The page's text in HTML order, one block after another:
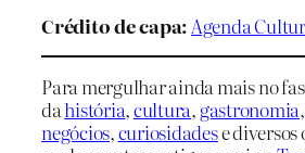
Crédito de capa: Agenda
Para mergulhar ainda mais no
dahistória,cultura, gastronomia,
negócios,curiosidadese diversos